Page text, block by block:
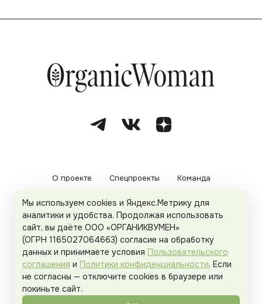
О проекте Спецпроекты Команда
Рекламодателям Политика конфиденциальности
Пользовательское соглашение
Organicwoman.ru . Все права защищены.
Мы используем cookies и Яндекс.Метрику для
аналитики и удобства. Продолжая использовать
сайт, вы даёте ООО «ОРГАНИКВУМЕН»
(ОГРН 1165027064663) согласие на обработку
данных и принимаете условия Пользовательского
соглашения и Политики конфиденциальности. Если
не согласны — отключите cookies в браузере или
покиньте сайт.